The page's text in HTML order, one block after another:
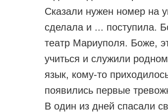
Сказали нужен номер на
сделала и ... поступила.
театр Мариуполя. Боже,
учиться и служили
язык, кому-то
появились первые
В один из дней спасали